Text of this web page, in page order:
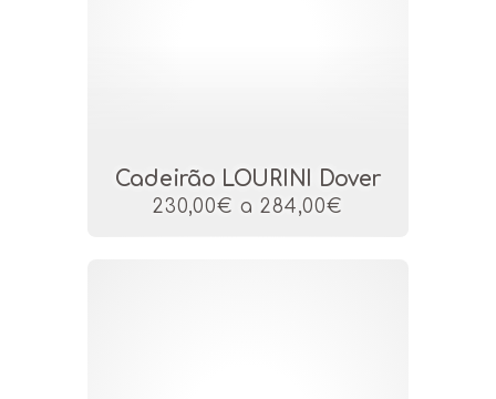
Cadeirão LOURINI Dover
230,00€ a 284,00€